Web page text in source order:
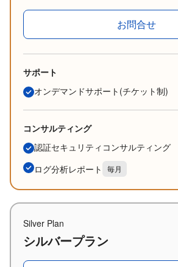
お問合せ
サポート
オンデマンドサポート(チケット制)
コンサルティング
認証セキュリティコンサルティング
ログ分析レポート
毎月
Silver Plan
シルバープラン